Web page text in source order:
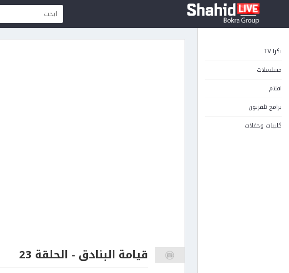
بكرا TV
مسلسلات
افلام
برامج تلفزيون
كليبات وحفلات
قيامة البنادق - الحلقة 23